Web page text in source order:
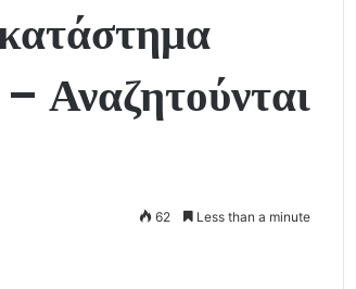
Αναζητούνται
62 Less than a minute